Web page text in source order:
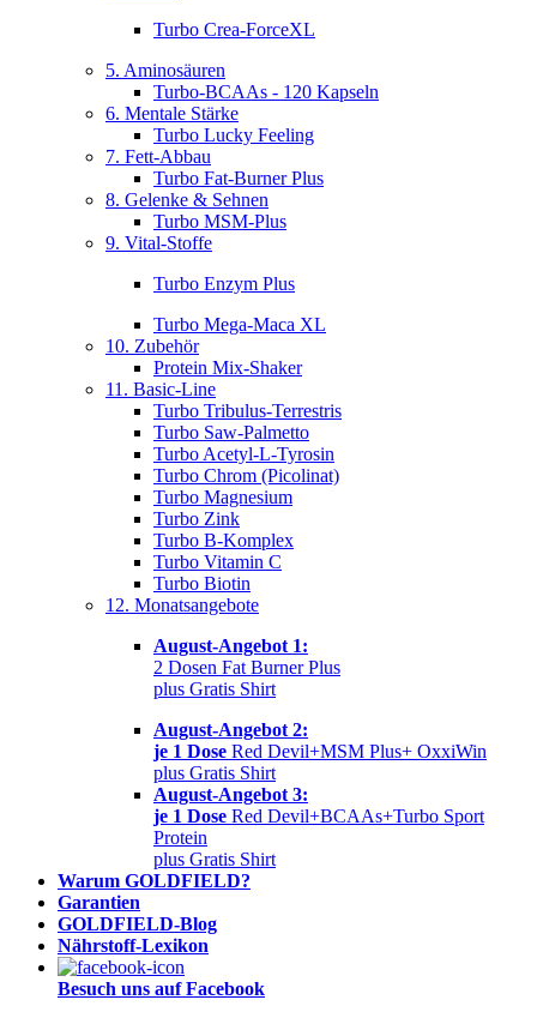
Turbo Crea-ForceXL
5. Aminosäuren
Turbo-BCAAs - 120 Kapseln
6. Mentale Stärke
Turbo Lucky Feeling
7. Fett-Abbau
Turbo Fat-Burner Plus
8. Gelenke & Sehnen
Turbo MSM-Plus
9. Vital-Stoffe
Turbo Enzym Plus
Turbo Mega-Maca XL
10. Zubehör
Protein Mix-Shaker
11. Basic-Line
Turbo Tribulus-Terrestris
Turbo Saw-Palmetto
Turbo Acetyl-L-Tyrosin
Turbo Chrom (Picolinat)
Turbo Magnesium
Turbo Zink
Turbo B-Komplex
Turbo Vitamin C
Turbo Biotin
12. Monatsangebote
August-Angebot 1:
2 Dosen Fat Burner Plus
plus Gratis Shirt
August-Angebot 2:
je 1 Dose Red Devil+MSM Plus+ OxxiWin
plus Gratis Shirt
August-Angebot 3:
je 1 Dose Red Devil+BCAAs+Turbo Sport
Protein
plus Gratis Shirt
Warum GOLDFIELD?
Garantien
GOLDFIELD-Blog
Nährstoff-Lexikon
Besuch uns auf Facebook